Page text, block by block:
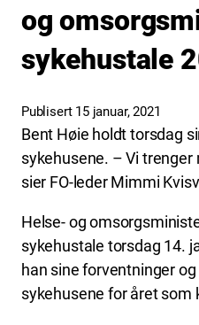
og
sykehustale
Publisert 15 januar, 2021
Bent Høie holdt torsdag
sykehusene. – Vi
sier FO-leder Mimmi
Helse- og
sykehustale torsdag 14.
han sine forventninger
sykehusene for året som